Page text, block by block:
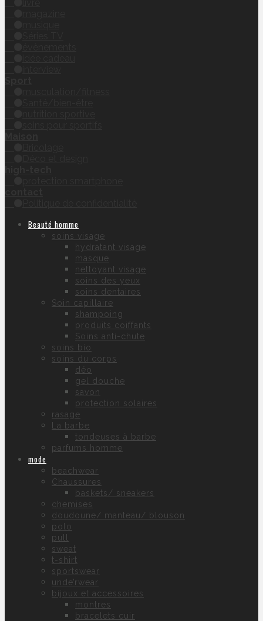
Beauté homme
soins visage
hydratant visage
masque
nettoyant visage
soins des yeux
soins dentaires
Soin capillaire
shampoing
produits coiffants
Soins anti-chute
soins bio
soins du corps
déo
gel douche
savon
protection solaires
rasage
La barbe
tondeuses à barbe
parfums homme
mode
beachwear
Chaussures
baskets/ sneakers
chemises
doudoune/ manteau/ blouson
polo
pull
sweat
t-shirt
sportswear
unde’rwear
bijoux et accessoires
montres
bracelets cuir